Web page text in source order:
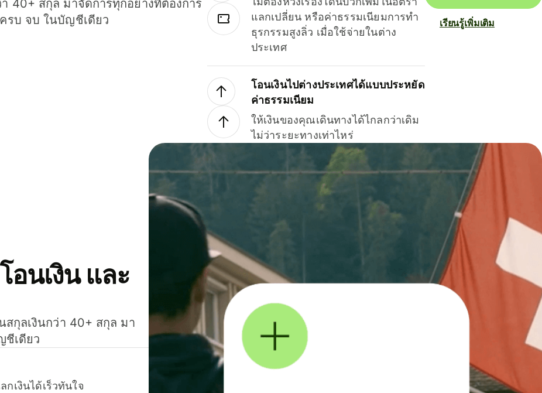
า 40+ สกุล มาจัดการทุกอย่างที่ต้องการ
รบ จบ ในบัญชีเดียว
แลกเปลี่ยน หรือค่าธรรมเนียมการทำ
ธุรกรรมสูงลิ่ว เมื่อใช้จ่ายในต่าง
ประเทศ
โอนเงินไปต่างประเทศได้แบบประหยัด
ค่าธรรมเนียม
ให้เงินของคุณเดินทางได้ไกลกว่าเดิม
ไม่ว่าระยะทางเท่าไหร่
เรียนรู้เพิ่มเติม
นเงิน และ
สกุลเงินกว่า 40+ สกุล มา
ชีเดียว
เงินได้เร็วทันใจ